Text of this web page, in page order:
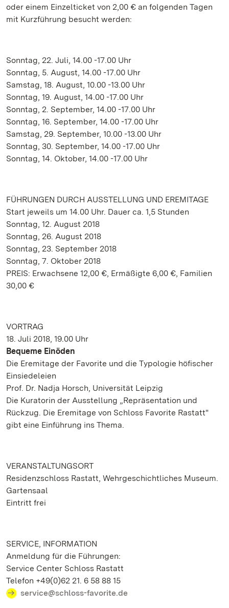
oder einem Einzelticket von 2,00 € an folgenden Tagen
mit Kurzführung besucht werden:
Sonntag, 22. Juli, 14.00 -17.00 Uhr
Sonntag, 5. August, 14.00 -17.00 Uhr
Samstag, 18. August, 10.00 -13.00 Uhr
Sonntag, 19. August, 14.00 -17.00 Uhr
Sonntag, 2. September, 14.00 -17.00 Uhr
Sonntag, 16. September, 14.00 -17.00 Uhr
Samstag, 29. September, 10.00 -13.00 Uhr
Sonntag, 30. September, 14.00 -17.00 Uhr
Sonntag, 14. Oktober, 14.00 -17.00 Uhr
FÜHRUNGEN DURCH AUSSTELLUNG UND EREMITAGE
Start jeweils um 14.00 Uhr. Dauer ca. 1,5 Stunden
Sonntag, 12. August 2018
Sonntag, 26. August 2018
Sonntag, 23. September 2018
Sonntag, 7. Oktober 2018
PREIS: Erwachsene 12,00 €, Ermäßigte 6,00 €, Familien
30,00 €
VORTRAG
18. Juli 2018, 19.00 Uhr
Bequeme Einöden
Die Eremitage der Favorite und die Typologie höfischer
Einsiedeleien
Prof. Dr. Nadja Horsch, Universität Leipzig
Die Kuratorin der Ausstellung „Repräsentation und
Rückzug. Die Eremitage von Schloss Favorite Rastatt"
gibt eine Einführung ins Thema.
VERANSTALTUNGSORT
Residenzschloss Rastatt, Wehrgeschichtliches Museum.
Gartensaal
Eintritt frei
SERVICE, INFORMATION
Anmeldung für die Führungen:
Service Center Schloss Rastatt
Telefon +49(0)62 21. 6 58 88 15
service@schloss-favorite.de